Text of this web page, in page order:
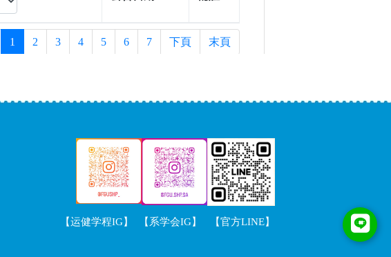
【运健学程IG】 【系学会IG】 【官方LINE】